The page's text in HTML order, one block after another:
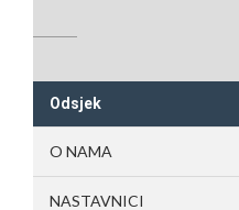
Odsjek
O NAMA
NASTAVNICI